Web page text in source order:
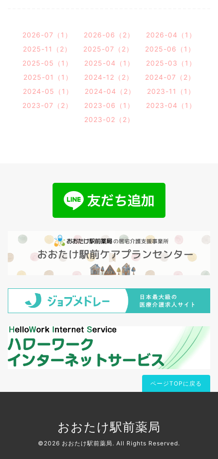
2026-07（1） 2026-06（2）
2026-04（1）
2025-11（2）
2025-07（2）
2025-06（1）
2025-05（1）
2025-04（1）
2025-03（1）
2025-01（1）
2024-12（2）
2024-07（2）
2024-05（1）
2024-04（2）
2023-11（1）
2023-07（2）
2023-06（1）
2023-04（1）
2023-02（2）
ページTOPに戻る
おおたけ駅前薬局
©2026 おおたけ駅前薬局 . All Rights Reserved.